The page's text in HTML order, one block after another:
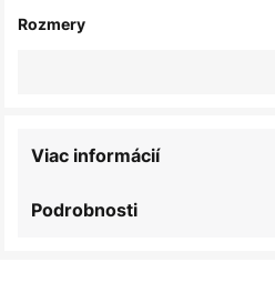
Rozmery
Podrobnosti
Viac informácií